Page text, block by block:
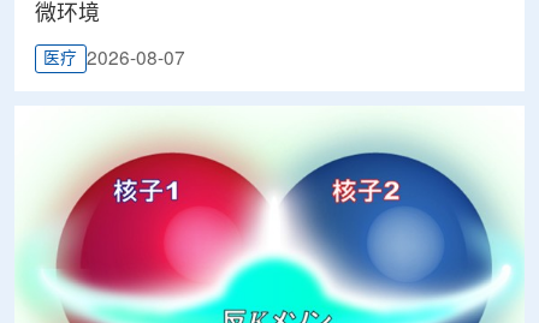
微环境
医疗 2026-08-07